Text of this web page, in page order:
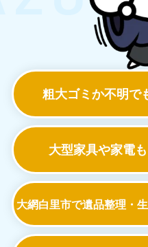
粗大ゴミか不明で
大型家具や家電も
大網白里市で遺品整理・